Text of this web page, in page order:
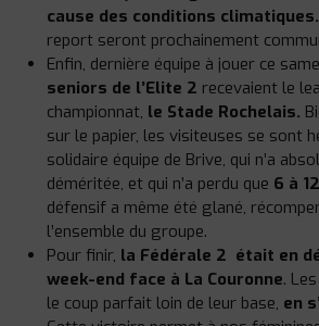
cause des conditions climatiques.
report seront prochainement
Enfin, dernière équipe à jouer ce
seniors de l’Elite 2 recevaient le
championnat, le Stade Rochelais.
sur le papier, les visiteuses se sont
solidaire équipe de Brive, qui n’a
déméritée, et qui n’a perdu que 6 à 12
défensif a même été glané,
l’ensemble du groupe.
Pour finir, la Fédérale 2 était en
week-end face à La Couronne.
le coup parfait loin de leur base, en